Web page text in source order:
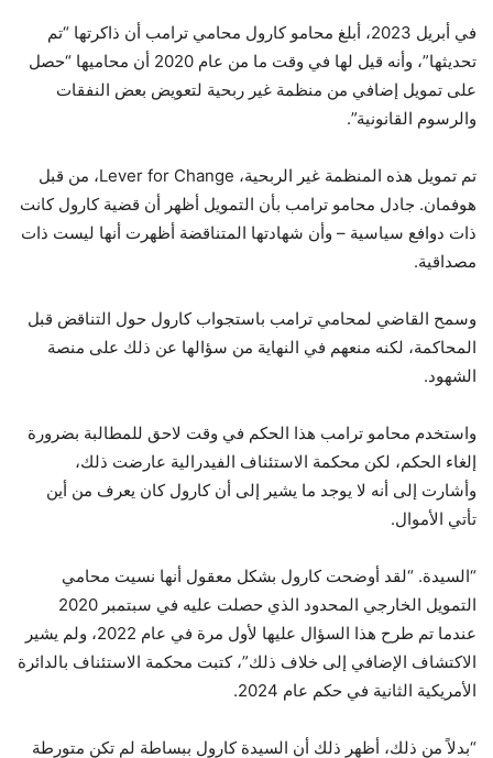
في أبريل 2023، أبلغ محامو كارول محامي ترامب أن ذاكرتها “تم
تحديثها”، وأنه قيل لها في وقت ما من عام 2020 أن محاميها “حصل
على تمويل إضافي من منظمة غير ربحية لتعويض بعض النفقات
والرسوم القانونية”.
تم تمويل هذه المنظمة غير الربحية، Lever for Change، من قبل
هوفمان. جادل محامو ترامب بأن التمويل أظهر أن قضية كارول كانت
ذات دوافع سياسية – وأن شهادتها المتناقضة أظهرت أنها ليست ذات
مصداقية.
وسمح القاضي لمحامي ترامب باستجواب كارول حول التناقض قبل
المحاكمة، لكنه منعهم في النهاية من سؤالها عن ذلك على منصة
الشهود.
واستخدم محامو ترامب هذا الحكم في وقت لاحق للمطالبة بضرورة
إلغاء الحكم، لكن محكمة الاستئناف الفيدرالية عارضت ذلك،
وأشارت إلى أنه لا يوجد ما يشير إلى أن كارول كان يعرف من أين
تأتي الأموال.
“السيدة. “لقد أوضحت كارول بشكل معقول أنها نسيت محامي
التمويل الخارجي المحدود الذي حصلت عليه في سبتمبر 2020
عندما تم طرح هذا السؤال عليها لأول مرة في عام 2022، ولم يشير
الاكتشاف الإضافي إلى خلاف ذلك”، كتبت محكمة الاستئناف بالدائرة
الأمريكية الثانية في حكم عام 2024.
“بدلاً من ذلك، أظهر ذلك أن السيدة كارول ببساطة لم تكن متورطة